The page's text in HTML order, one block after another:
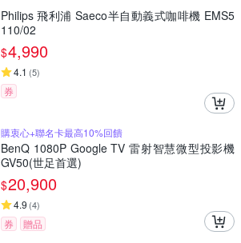
Philips 飛利浦 Saeco半自動義式咖啡機 EMS5
110/02
$4,990
4.1 (5)
券
購衷心+聯名卡最高10%回饋
BenQ 1080P Google TV 雷射智慧微型投影機
GV50(世足首選)
$20,900
4.9 (4)
券
贈品